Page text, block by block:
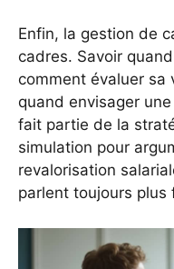
Enfin, la gestion de
cadres. Savoir
comment évaluer sa
quand envisager
fait partie de la
simulation pour
revalorisation
parlent toujours plus